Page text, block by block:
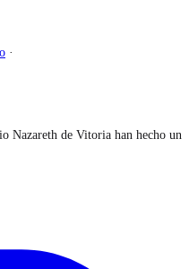
·
Nazareth de Vitoria han hecho un